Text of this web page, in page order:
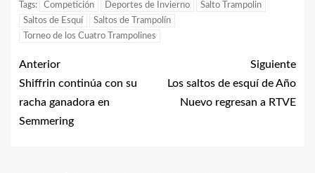
Tags: Competición Deportes de Invierno
Salto Trampolin
Saltos de Esquí
Saltos de Trampolín
Torneo de los Cuatro Trampolines
Anterior
Shiffrin continúa con su
racha ganadora en
Semmering
Siguiente
Los saltos de esquí de Año
Nuevo regresan a RTVE